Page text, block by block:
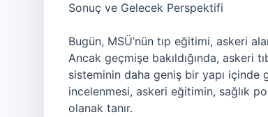
Sonuç ve Gelecek Perspektifi
Bugün, MSÜ’nün tıp eğitimi, askeri
Ancak geçmişe bakıldığında, askeri
sisteminin daha geniş bir yapı içinde
incelenmesi, askeri eğitimin, sağlık
olanak tanır.